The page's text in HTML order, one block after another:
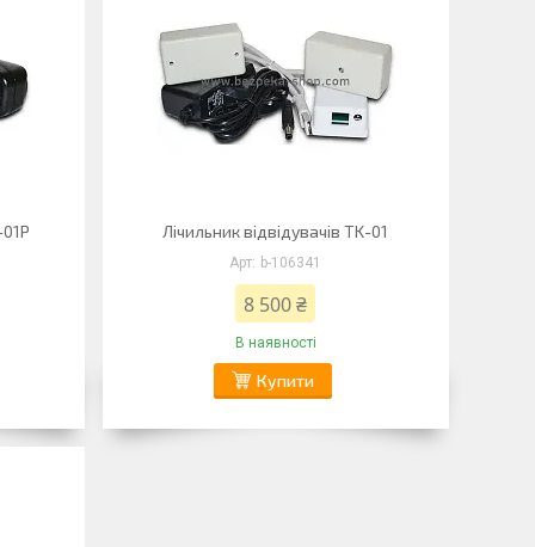
Лічильник відвідувачів TK-01
b-106341
8 500 ₴
В наявності
Купити